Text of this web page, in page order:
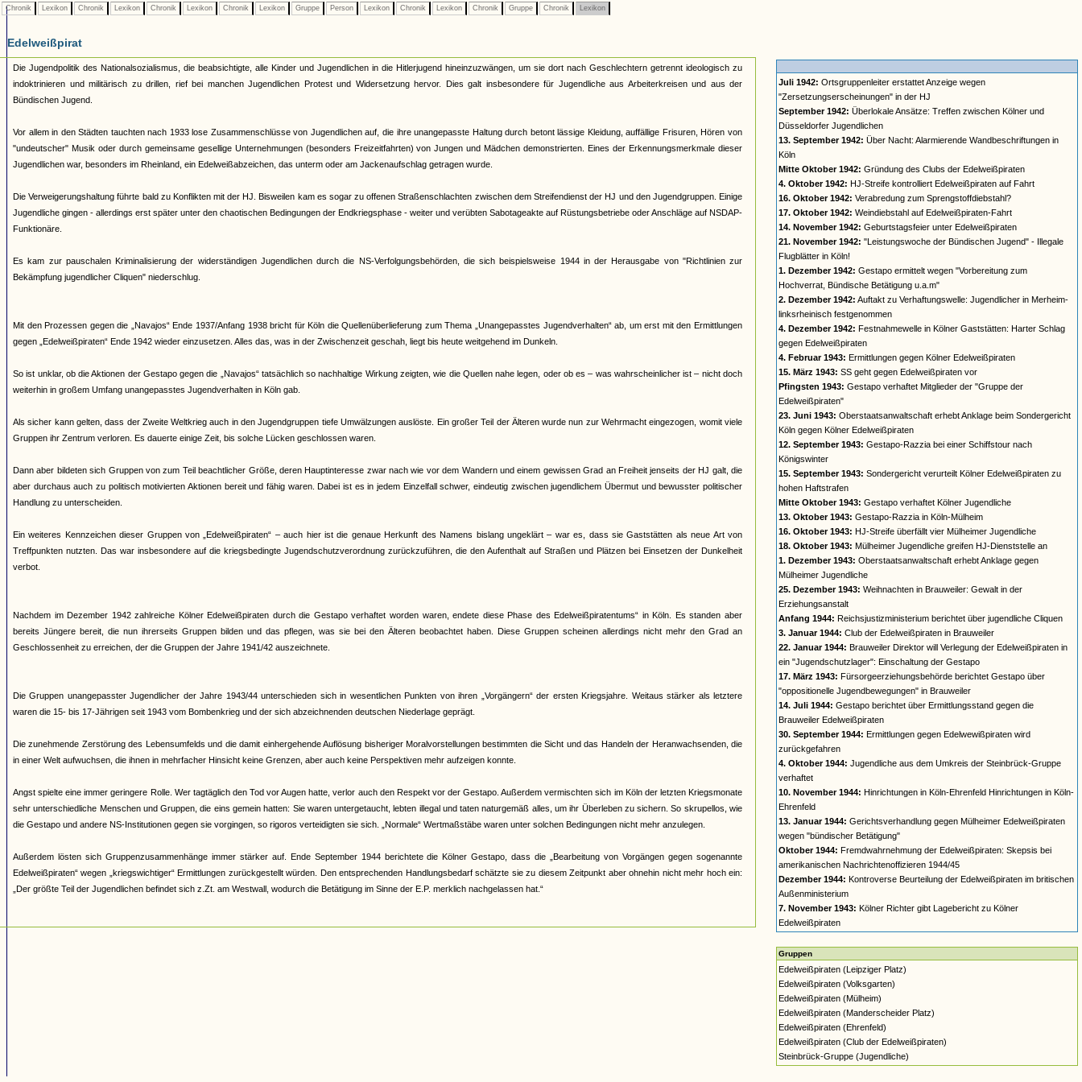
Chronik Lexikon Chronik Lexikon Chronik Lexikon Chronik Lexikon Gruppe Person Lexikon Chronik Lexikon Chronik Gruppe Chronik Lexikon
Edelweißpirat
Die Jugendpolitik des Nationalsozialismus, die beabsichtigte, alle Kinder und Jugendlichen in die Hitlerjugend hineinzuzwängen, um sie dort nach Geschlechtern getrennt ideologisch zu
indoktrinieren und militärisch zu drillen, rief bei manchen Jugendlichen Protest und Widersetzung hervor. Dies galt insbesondere für Jugendliche aus Arbeiterkreisen und aus der
Bündischen Jugend.
Vor allem in den Städten tauchten nach 1933 lose Zusammenschlüsse von Jugendlichen auf, die ihre unangepasste Haltung durch betont lässige Kleidung, auffällige Frisuren, Hören von
"undeutscher" Musik oder durch gemeinsame gesellige Unternehmungen (besonders Freizeitfahrten) von Jungen und Mädchen demonstrierten. Eines der Erkennungsmerkmale dieser
Jugendlichen war, besonders im Rheinland, ein Edelweißabzeichen, das unterm oder am Jackenaufschlag getragen wurde.
Die Verweigerungshaltung führte bald zu Konflikten mit der HJ. Bisweilen kam es sogar zu offenen Straßenschlachten zwischen dem Streifendienst der HJ und den Jugendgruppen. Einige
Jugendliche gingen - allerdings erst später unter den chaotischen Bedingungen der Endkriegsphase - weiter und verübten Sabotageakte auf Rüstungsbetriebe oder Anschläge auf NSDAP-
Funktionäre.
Es kam zur pauschalen Kriminalisierung der widerständigen Jugendlichen durch die NS-Verfolgungsbehörden, die sich beispielsweise 1944 in der Herausgabe von "Richtlinien zur
Bekämpfung jugendlicher Cliquen" niederschlug.
Mit den Prozessen gegen die „Navajos“ Ende 1937/Anfang 1938 bricht für Köln die Quellenüberlieferung zum Thema „Unangepasstes Jugendverhalten“ ab, um erst mit den Ermittlungen
gegen „Edelweißpiraten“ Ende 1942 wieder einzusetzen. Alles das, was in der Zwischenzeit geschah, liegt bis heute weitgehend im Dunkeln.
So ist unklar, ob die Aktionen der Gestapo gegen die „Navajos“ tatsächlich so nachhaltige Wirkung zeigten, wie die Quellen nahe legen, oder ob es – was wahrscheinlicher ist – nicht doch
weiterhin in großem Umfang unangepasstes Jugendverhalten in Köln gab.
Als sicher kann gelten, dass der Zweite Weltkrieg auch in den Jugendgruppen tiefe Umwälzungen auslöste. Ein großer Teil der Älteren wurde nun zur Wehrmacht eingezogen, womit viele
Gruppen ihr Zentrum verloren. Es dauerte einige Zeit, bis solche Lücken geschlossen waren.
Dann aber bildeten sich Gruppen von zum Teil beachtlicher Größe, deren Hauptinteresse zwar nach wie vor dem Wandern und einem gewissen Grad an Freiheit jenseits der HJ galt, die
aber durchaus auch zu politisch motivierten Aktionen bereit und fähig waren. Dabei ist es in jedem Einzelfall schwer, eindeutig zwischen jugendlichem Übermut und bewusster politischer
Handlung zu unterscheiden.
Ein weiteres Kennzeichen dieser Gruppen von „Edelweißpiraten“ – auch hier ist die genaue Herkunft des Namens bislang ungeklärt – war es, dass sie Gaststätten als neue Art von
Treffpunkten nutzten. Das war insbesondere auf die kriegsbedingte Jugendschutzverordnung zurückzuführen, die den Aufenthalt auf Straßen und Plätzen bei Einsetzen der Dunkelheit
verbot.
Nachdem im Dezember 1942 zahlreiche Kölner Edelweißpiraten durch die Gestapo verhaftet worden waren, endete diese Phase des Edelweißpiratentums“ in Köln. Es standen aber
bereits Jüngere bereit, die nun ihrerseits Gruppen bilden und das pflegen, was sie bei den Älteren beobachtet haben. Diese Gruppen scheinen allerdings nicht mehr den Grad an
Geschlossenheit zu erreichen, der die Gruppen der Jahre 1941/42 auszeichnete.
Die Gruppen unangepasster Jugendlicher der Jahre 1943/44 unterschieden sich in wesentlichen Punkten von ihren „Vorgängern“ der ersten Kriegsjahre. Weitaus stärker als letztere
waren die 15- bis 17-Jährigen seit 1943 vom Bombenkrieg und der sich abzeichnenden deutschen Niederlage geprägt.
Die zunehmende Zerstörung des Lebensumfelds und die damit einhergehende Auflösung bisheriger Moralvorstellungen bestimmten die Sicht und das Handeln der Heranwachsenden, die
in einer Welt aufwuchsen, die ihnen in mehrfacher Hinsicht keine Grenzen, aber auch keine Perspektiven mehr aufzeigen konnte.
Angst spielte eine immer geringere Rolle. Wer tagtäglich den Tod vor Augen hatte, verlor auch den Respekt vor der Gestapo. Außerdem vermischten sich im Köln der letzten Kriegsmonate
sehr unterschiedliche Menschen und Gruppen, die eins gemein hatten: Sie waren untergetaucht, lebten illegal und taten naturgemäß alles, um ihr Überleben zu sichern. So skrupellos, wie
die Gestapo und andere NS-Institutionen gegen sie vorgingen, so rigoros verteidigten sie sich. „Normale“ Wertmaßstäbe waren unter solchen Bedingungen nicht mehr anzulegen.
Außerdem lösten sich Gruppenzusammenhänge immer stärker auf. Ende September 1944 berichtete die Kölner Gestapo, dass die „Bearbeitung von Vorgängen gegen sogenannte
Edelweißpiraten“ wegen „kriegswichtiger“ Ermittlungen zurückgestellt würden. Den entsprechenden Handlungsbedarf schätzte sie zu diesem Zeitpunkt aber ohnehin nicht mehr hoch ein:
„Der größte Teil der Jugendlichen befindet sich z.Zt. am Westwall, wodurch die Betätigung im Sinne der E.P. merklich nachgelassen hat.“
Juli 1942: Ortsgruppenleiter erstattet Anzeige wegen
"Zersetzungserscheinungen" in der HJ
September 1942: Überlokale Ansätze: Treffen zwischen Kölner und
Düsseldorfer Jugendlichen
13. September 1942: Über Nacht: Alarmierende Wandbeschriftungen in
Köln
Mitte Oktober 1942: Gründung des Clubs der Edelweißpiraten
4. Oktober 1942: HJ-Streife kontrolliert Edelweißpiraten auf Fahrt
16. Oktober 1942: Verabredung zum Sprengstoffdiebstahl?
17. Oktober 1942: Weindiebstahl auf Edelweißpiraten-Fahrt
14. November 1942: Geburtstagsfeier unter Edelweißpiraten
21. November 1942: "Leistungswoche der Bündischen Jugend" - Illegale
Flugblätter in Köln!
1. Dezember 1942: Gestapo ermittelt wegen "Vorbereitung zum
Hochverrat, Bündische Betätigung u.a.m"
2. Dezember 1942: Auftakt zu Verhaftungswelle: Jugendlicher in Merheim-
linksrheinisch festgenommen
4. Dezember 1942: Festnahmewelle in Kölner Gaststätten: Harter Schlag
gegen Edelweißpiraten
4. Februar 1943: Ermittlungen gegen Kölner Edelweißpiraten
15. März 1943: SS geht gegen Edelweißpiraten vor
Pfingsten 1943: Gestapo verhaftet Mitglieder der "Gruppe der
Edelweißpiraten"
23. Juni 1943: Oberstaatsanwaltschaft erhebt Anklage beim Sondergericht
Köln gegen Kölner Edelweißpiraten
12. September 1943: Gestapo-Razzia bei einer Schiffstour nach
Königswinter
15. September 1943: Sondergericht verurteilt Kölner Edelweißpiraten zu
hohen Haftstrafen
Mitte Oktober 1943: Gestapo verhaftet Kölner Jugendliche
13. Oktober 1943: Gestapo-Razzia in Köln-Mülheim
16. Oktober 1943: HJ-Streife überfällt vier Mülheimer Jugendliche
18. Oktober 1943: Mülheimer Jugendliche greifen HJ-Dienststelle an
1. Dezember 1943: Oberstaatsanwaltschaft erhebt Anklage gegen
Mülheimer Jugendliche
25. Dezember 1943: Weihnachten in Brauweiler: Gewalt in der
Erziehungsanstalt
Anfang 1944: Reichsjustizministerium berichtet über jugendliche Cliquen
3. Januar 1944: Club der Edelweißpiraten in Brauweiler
22. Januar 1944: Brauweiler Direktor will Verlegung der Edelweißpiraten in
ein "Jugendschutzlager": Einschaltung der Gestapo
17. März 1943: Fürsorgeerziehungsbehörde berichtet Gestapo über
"oppositionelle Jugendbewegungen" in Brauweiler
14. Juli 1944: Gestapo berichtet über Ermittlungsstand gegen die
Brauweiler Edelweißpiraten
30. September 1944: Ermittlungen gegen Edelwewißpiraten wird
zurückgefahren
4. Oktober 1944: Jugendliche aus dem Umkreis der Steinbrück-Gruppe
verhaftet
10. November 1944: Hinrichtungen in Köln-Ehrenfeld Hinrichtungen in Köln-
Ehrenfeld
13. Januar 1944: Gerichtsverhandlung gegen Mülheimer Edelweißpiraten
wegen "bündischer Betätigung"
Oktober 1944: Fremdwahrnehmung der Edelweißpiraten: Skepsis bei
amerikanischen Nachrichtenoffizieren 1944/45
Dezember 1944: Kontroverse Beurteilung der Edelweißpiraten im britischen
Außenministerium
7. November 1943: Kölner Richter gibt Lagebericht zu Kölner
Edelweißpiraten
Gruppen
Edelweißpiraten (Leipziger Platz)
Edelweißpiraten (Volksgarten)
Edelweißpiraten (Mülheim)
Edelweißpiraten (Manderscheider Platz)
Edelweißpiraten (Ehrenfeld)
Edelweißpiraten (Club der Edelweißpiraten)
Steinbrück-Gruppe (Jugendliche)